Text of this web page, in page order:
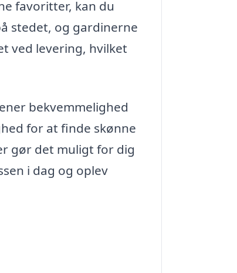
favoritter, kan du
stedet, og gardinerne
ved levering, hvilket
bekvemmelighed
for at finde skønne
gør det muligt for dig
i dag og oplev